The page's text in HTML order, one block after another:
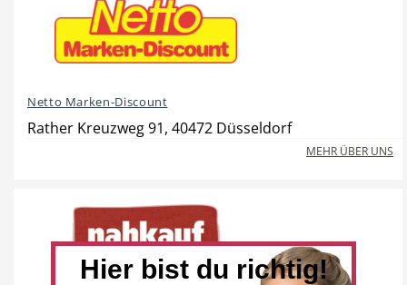
Lokale Empfehlungen
Öffentliche Einrichtungen
Netto Marken-Discount
Rather Kreuzweg 91, 40472 Düsseldorf
MEHR ÜBER UNS
Hier bist du richtig!